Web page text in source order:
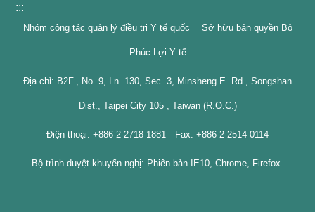
:::
Nhóm công tác quản lý điều trị Y tế quốc Sở hữu bản quyền Bộ
Phúc Lợi Y tế
Địa chỉ: B2F., No. 9, Ln. 130, Sec. 3, Minsheng E. Rd., Songshan
Dist., Taipei City 105 , Taiwan (R.O.C.)
Điện thoại: +886-2-2718-1881 Fax: +886-2-2514-0114
Bộ trình duyệt khuyến nghị: Phiên bản IE10, Chrome, Firefox